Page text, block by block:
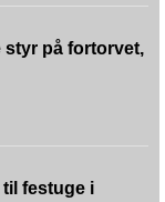
styr på fortorvet,
festuge i